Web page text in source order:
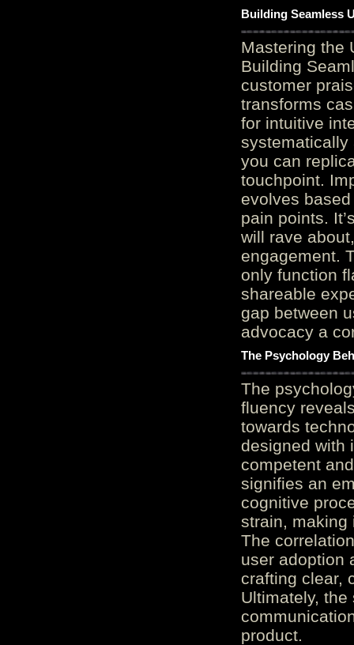
Building Seamless
Mastering the
Building
customer
transforms
for intuitive
systematically
you can
touchpoint.
evolves
pain points.
will rave
engagement.
only function
shareable
gap between
advocacy a
The Psychology
The
fluency
towards
designed with
competent
signifies an
cognitive
strain, making
The
user adoption
crafting clear,
Ultimately,
product.